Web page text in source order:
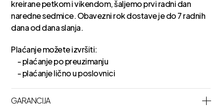
kreirane petkom i vikendom, šaljemo prvi radni dan
naredne sedmice. Obavezni rok dostave je do 7 radnih
dana od dana slanja.
Plaćanje možete izvršiti:
- plaćanje po preuzimanju
- plaćanje lično u poslovnici
GARANCIJA